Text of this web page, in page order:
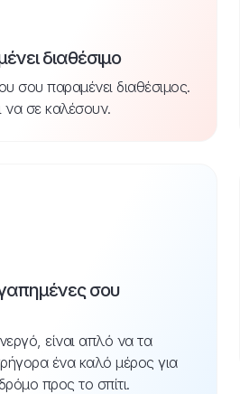
διαθέσιμο
σου παραμένει διαθέσιμος.
να σε καλέσουν.
σου
είναι απλό να τα
ένα καλό μέρος για
προς το σπίτι.